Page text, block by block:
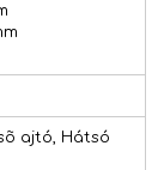
ajtó, Hátsó